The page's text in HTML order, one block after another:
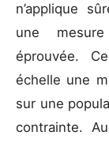
n’applique
une
éprouvée.
échelle une
sur une
contrainte.